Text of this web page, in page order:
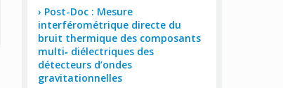
Post-Doc : Mesure
interférométrique directe du
bruit thermique des composants
multi‐ diélectriques des
détecteurs d’ondes
gravitationnelles